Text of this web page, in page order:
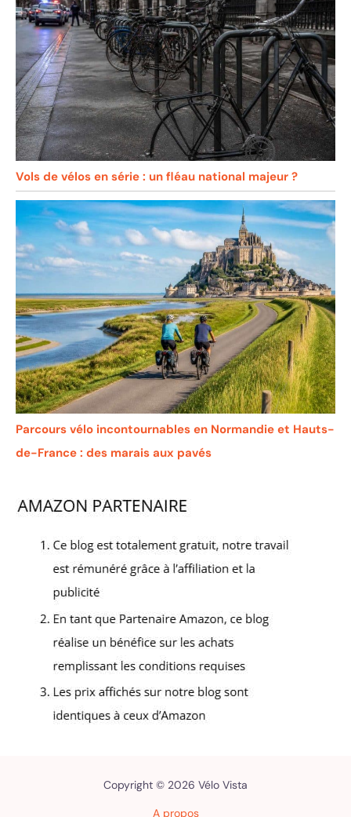
Vols de vélos en série : un fléau national majeur ?
Parcours vélo incontournables en Normandie et Hauts-
de-France : des marais aux pavés
Copyright © 2026 Vélo Vista
A propos